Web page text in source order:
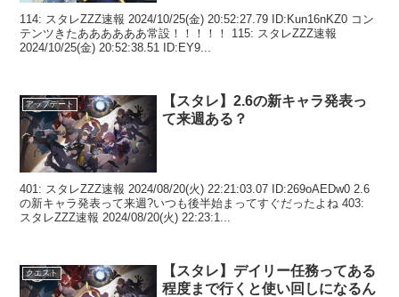
114: スタレZZZ速報 2024/10/25(金) 20:52:27.79 ID:Kun16nKZ0 コン
テンツきたああああああ常設！！！！！ 115: スタレZZZ速報
2024/10/25(金) 20:52:38.51 ID:EY9...
アップデート
【スタレ】2.6の新キャラ発表っ
て来週ある？
401: スタレZZZ速報 2024/08/20(火) 22:21:03.07 ID:269oAEDw0 2.6
の新キャラ発表って来週?いつも後半始まってすぐだったよね 403:
スタレZZZ速報 2024/08/20(火) 22:23:1...
クエスト
【スタレ】デイリー任務ってある
程度まで行くと使い回しになるん